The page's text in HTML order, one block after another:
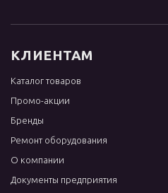
КЛИЕНТАМ
Каталог товаров
Промо-акции
Бренды
Ремонт оборудования
О компании
Документы предприятия